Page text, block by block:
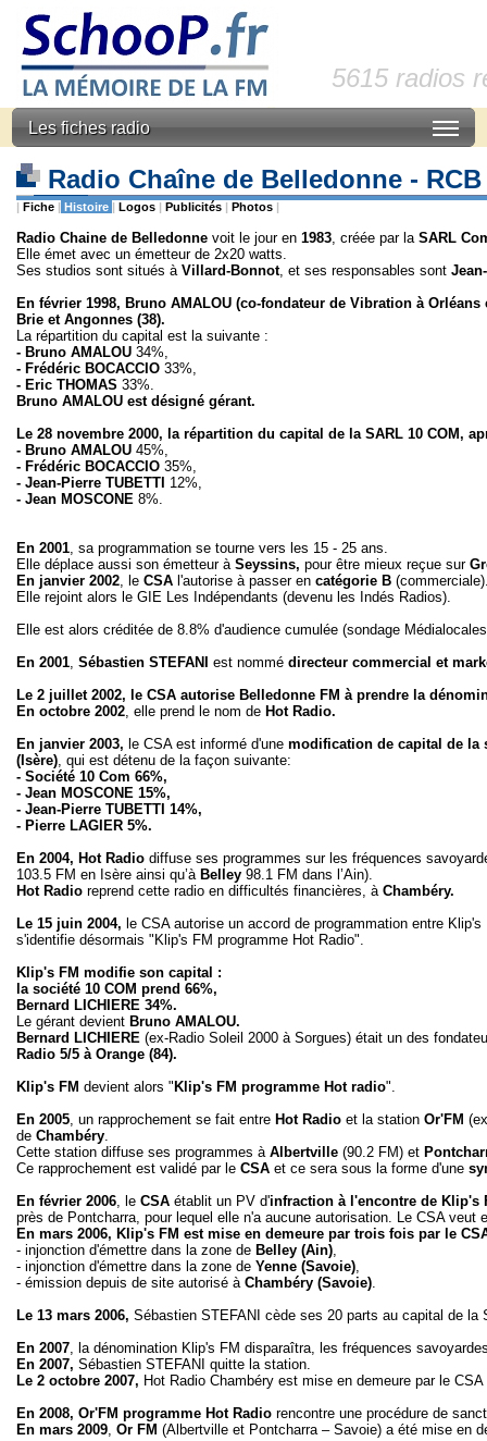
5615 radios
Les fiches radio
Radio Chaîne de Belledonne -
| Fiche | Histoire | Logos | Publicités | Photos |
Radio Chaine de Belledonne voit le jour en 1983, créée par laSARL
Elle émet avec un émetteur de 2x20 watts.
Ses studios sont situés à Villard-Bonnot, et ses responsables sont
En février 1998, Bruno AMALOU (co-fondateur de Vibration à
Brie et Angonnes (38).
La répartition du capital est la suivante :
- Bruno AMALOU 34%,
- Frédéric BOCACCIO 33%,
- Eric THOMAS 33%.
Bruno AMALOU est désigné gérant.
Le 28 novembre 2000, la répartition du capital de la SARL 10 COM,
- Bruno AMALOU 45%,
- Frédéric BOCACCIO 35%,
- Jean-Pierre TUBETTI 12%,
- Jean MOSCONE 8%.
En 2001, sa programmation se tourne vers les 15 - 25 ans.
Elle déplace aussi son émetteur à Seyssins, pour être mieux reçue sur
En janvier 2002, le CSA l'autorise à passer en catégorie B
Elle rejoint alors le GIE Les Indépendants (devenu les Indés Radios).
Elle est alors créditée de 8.8% d'audience cumulée (sondage
En 2001, Sébastien STEFANI est nommé directeur commercial et
Le 2 juillet 2002, le CSA autorise Belledonne FM à prendre la
En octobre 2002, elle prend le nom de Hot Radio.
En janvier 2003, le CSA est informé d'une modification de capital de la
(Isère), qui est détenu de la façon suivante:
- Société 10 Com 66%,
- Jean MOSCONE 15%,
- Jean-Pierre TUBETTI 14%,
- Pierre LAGIER 5%.
En 2004, Hot Radio diffuse ses programmes sur les fréquences
103.5 FM en Isère ainsi qu’à Belley 98.1 FM dans l’Ain).
Hot Radio reprend cette radio en difficultés financières, àChambéry.
Le 15 juin 2004, le CSA autorise un accord de programmation entre
s'identifie désormais "Klip's FM programme Hot Radio".
Klip's FM modifie son capital :
la société 10 COM prend 66%,
Bernard LICHIERE 34%.
Le gérant devient Bruno AMALOU.
Bernard LICHIERE (ex-Radio Soleil 2000 à Sorgues) était un des
Radio 5/5 à Orange (84).
Klip's FM devient alors " Klip's FM programme Hot radio".
En 2005, un rapprochement se fait entre Hot Radio et la station Or'FM
de Chambéry.
Cette station diffuse ses programmes à Albertville (90.2 FM) et
Ce rapprochement est validé par le CSA et ce sera sous la forme d'une
En février 2006, le CSA établit un PV d'infraction à l'encontre de Klip's
près de Pontcharra, pour lequel elle n'a aucune autorisation. Le CSA
En mars 2006, Klip's FM est mise en demeure par trois fois par le
- injonction d'émettre dans la zone de Belley (Ain),
- injonction d'émettre dans la zone de Yenne (Savoie),
- émission depuis de site autorisé à Chambéry (Savoie).
Le 13 mars 2006, Sébastien STEFANI cède ses 20 parts au capital de la
En 2007, la dénomination Klip's FM disparaîtra, les fréquences
En 2007, Sébastien STEFANI quitte la station.
Le 2 octobre 2007, Hot Radio Chambéry est mise en demeure par le
En 2008, Or'FM programme Hot Radio rencontre une procédure de
En mars 2009, Or FM (Albertville et Pontcharra – Savoie) a été mise en